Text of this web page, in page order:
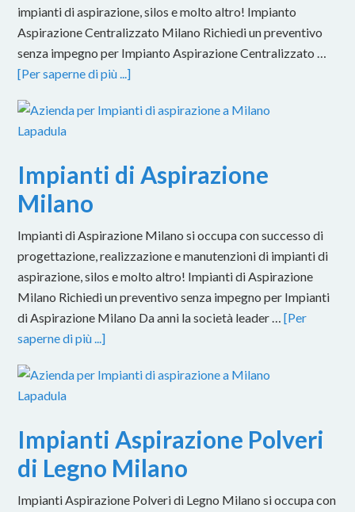
impianti di aspirazione, silos e molto altro! Impianto
Aspirazione Centralizzato Milano Richiedi un preventivo
senza impegno per Impianto Aspirazione Centralizzato …
[Per saperne di più ...]
Impianti di Aspirazione
Milano
Impianti di Aspirazione Milano si occupa con successo di
progettazione, realizzazione e manutenzioni di impianti di
aspirazione, silos e molto altro! Impianti di Aspirazione
Milano Richiedi un preventivo senza impegno per Impianti
di Aspirazione Milano Da anni la società leader …[Per
saperne di più ...]
Impianti Aspirazione Polveri
di Legno Milano
Impianti Aspirazione Polveri di Legno Milano si occupa con